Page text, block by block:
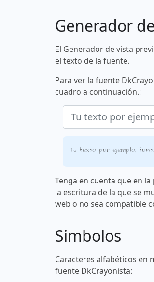
Generador
El Generador de vista
el texto de la fuente.
Para ver la fuente
cuadro a continuación.:
Tu texto por ejemplo,
Tenga en cuenta que en
la escritura de la que se
web o no sea compatible
Simbolos
Caracteres alfabéticos en
fuente DkCrayonista: